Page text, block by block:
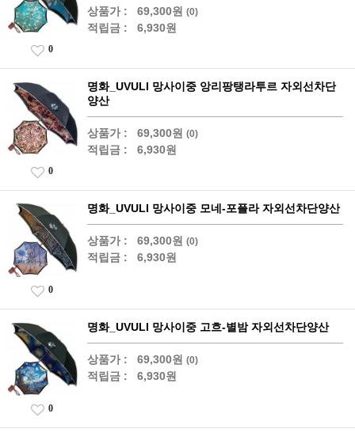
상품가 : 69,300원 (0)
적립금 : 6,930원
0
명화_UVULI 망사이중 앙리팡탱라투르 자외선차단
양산
상품가 : 69,300원 (0)
적립금 : 6,930원
0
명화_UVULI 망사이중 모네-포플라 자외선차단양산
상품가 : 69,300원 (0)
적립금 : 6,930원
0
명화_UVULI 망사이중 고흐-별밤 자외선차단양산
상품가 : 69,300원 (0)
적립금 : 6,930원
0